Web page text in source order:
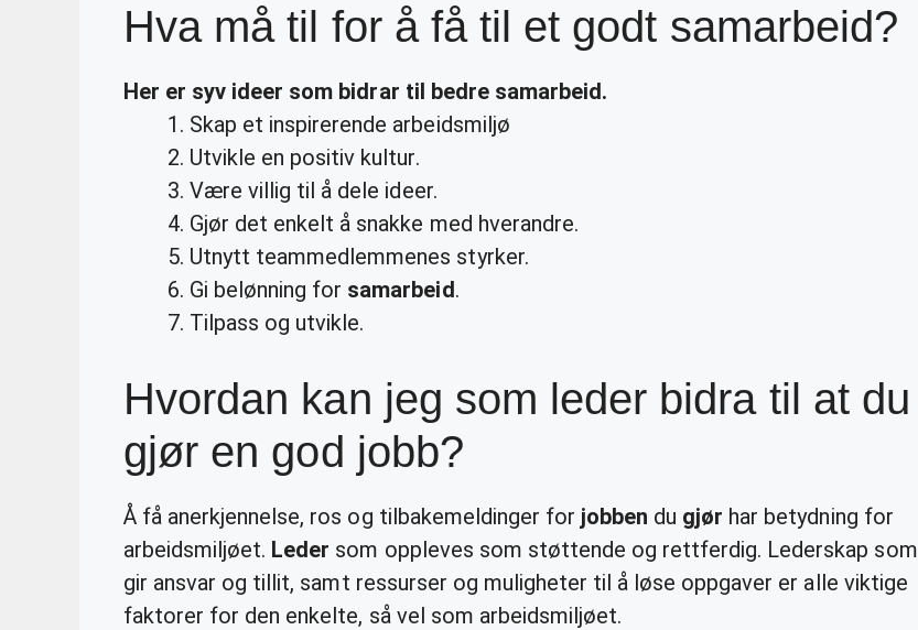
Hva må til for å få til et godt samarbeid?
Her er syv ideer som bidrar til bedre samarbeid.
Skap et inspirerende arbeidsmiljø
Utvikle en positiv kultur.
Være villig til å dele ideer.
Gjør det enkelt å snakke med hverandre.
Utnytt teammedlemmenes styrker.
Gi belønning for samarbeid.
Tilpass og utvikle.
Hvordan kan jeg som leder bidra til at du
gjør en god jobb?
Å få anerkjennelse, ros og tilbakemeldinger for jobben du gjør har betydning for
arbeidsmiljøet. Leder som oppleves som støttende og rettferdig. Lederskap som
gir ansvar og tillit, samt ressurser og muligheter til å løse oppgaver er alle viktige
faktorer for den enkelte, så vel som arbeidsmiljøet.